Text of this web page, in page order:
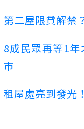
第二屋限貸解禁
8成民眾再等1
市
租屋處亮到發光